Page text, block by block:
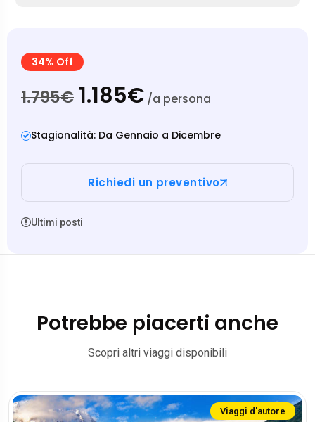
34% Off
1.795€ 1.185€ /a persona
Stagionalità: Da Gennaio a Dicembre
Richiedi un preventivo
Ultimi posti
Potrebbe piacerti anche
Scopri altri viaggi disponibili
Viaggi d'autore